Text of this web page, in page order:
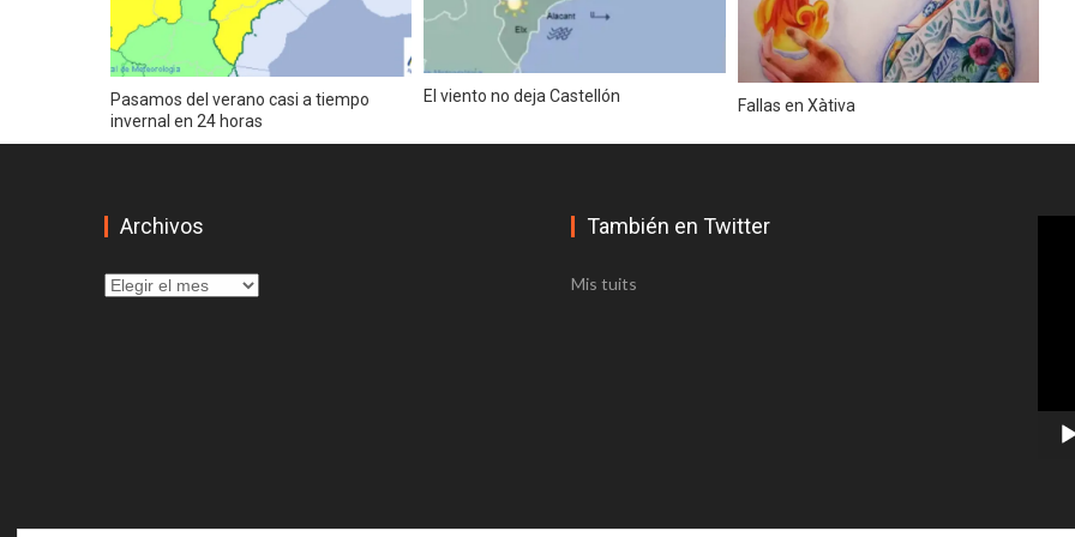
EL MUSEO DE LA SEMANA SANTA MARINERA ACOGERÁ LA EXPOSICIÓN ‘FALLAS Y SEMANA SANTA
MARINERA, UN CAMINO EN COMÚN’
Carnestoltes 2020 en el Grau de Castelló
Arranca la Semana Cultural de la Falla Venezuela y adyacentes
Pasamos del verano casi a tiempo
invernal en 24 horas
El viento no deja Castellón Fallas en Xàtiva
Archivos
Archivos
También en Twitter
Mis tuits